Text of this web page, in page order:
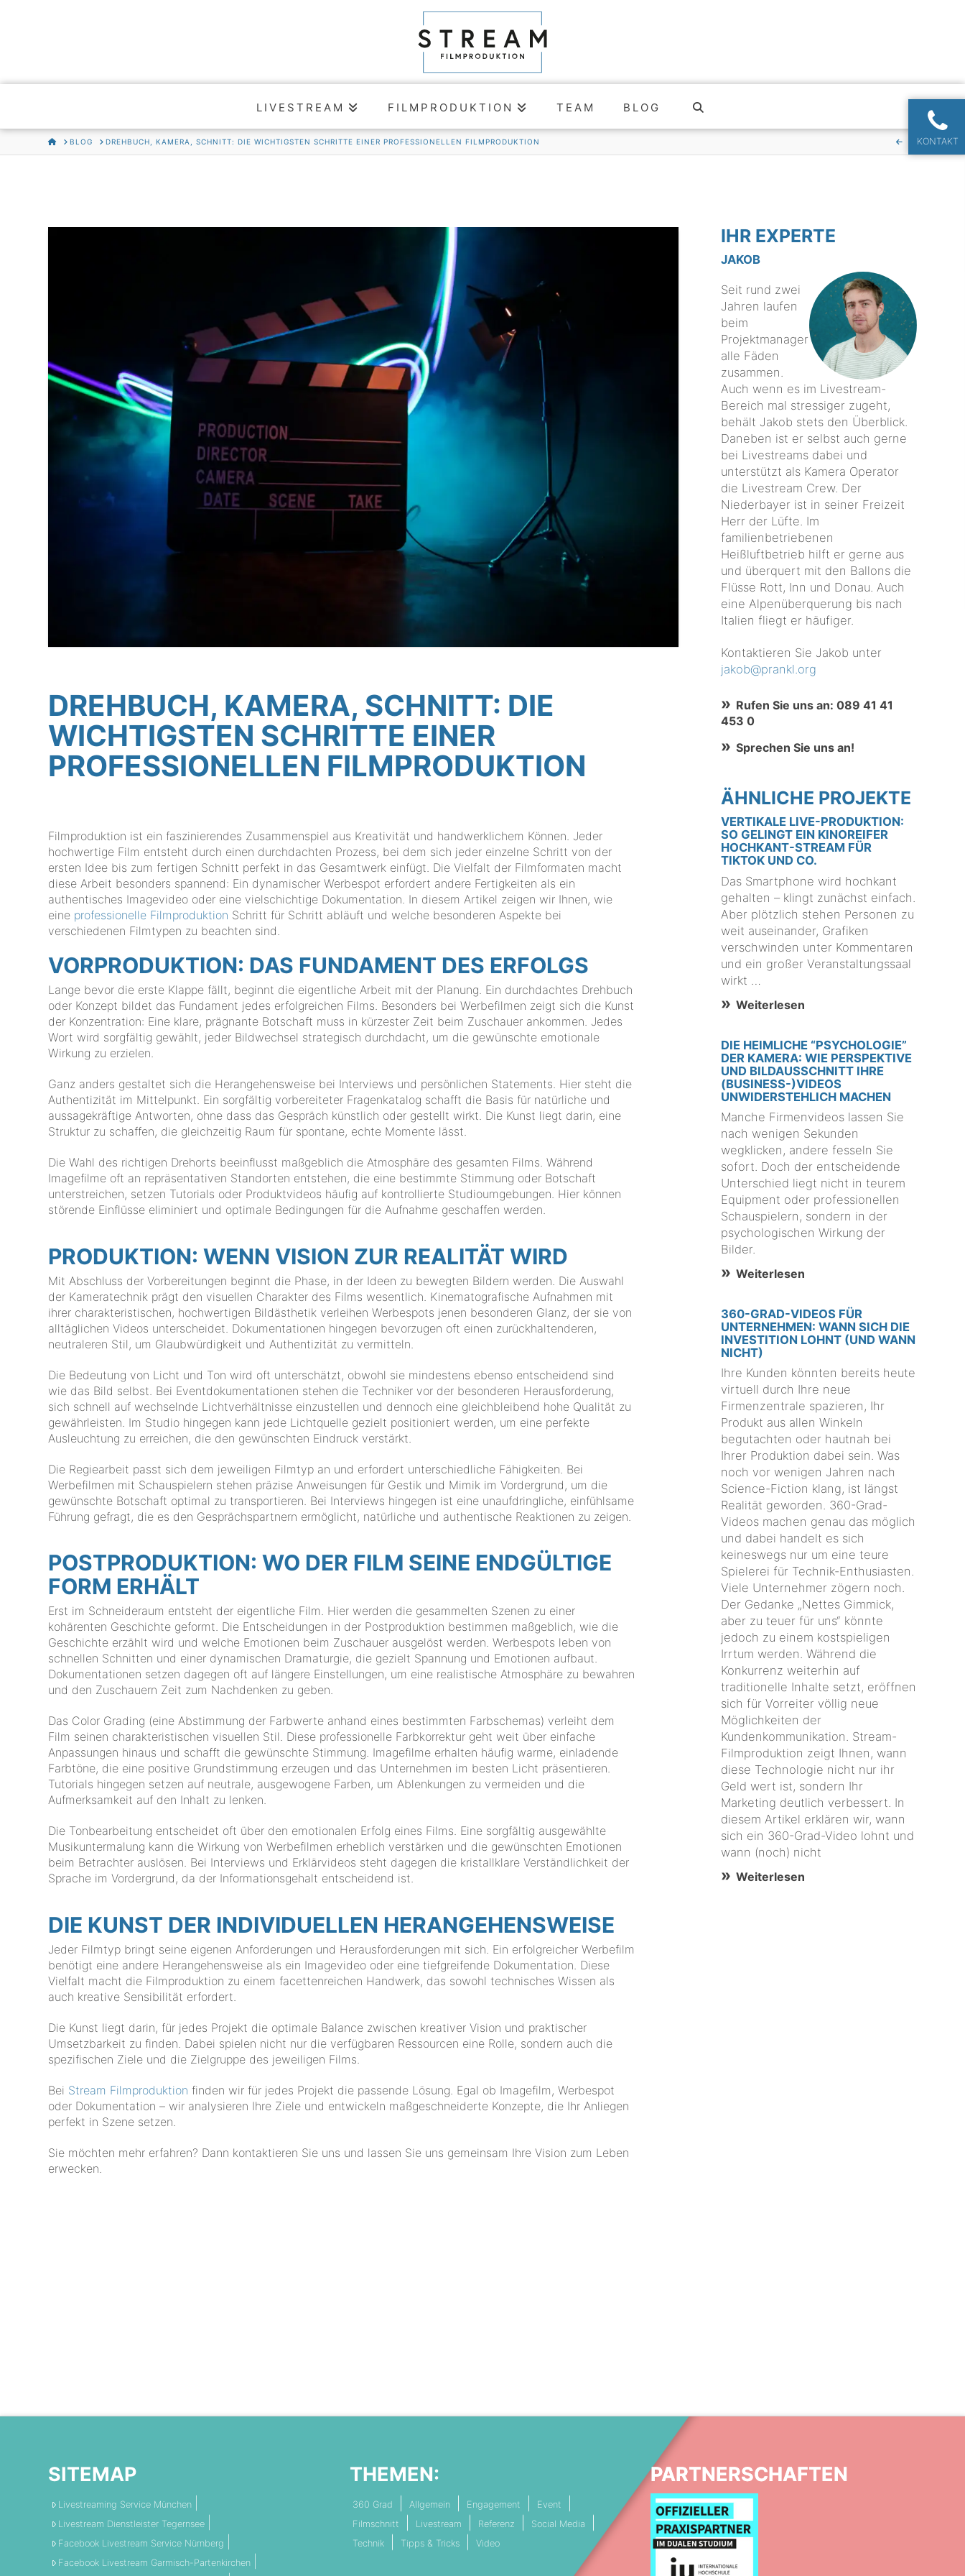
LIVESTREAM FILMPRODUKTION TEAM BLOG
HOMEBLOG DREHBUCH, KAMERA, SCHNITT: DIE WICHTIGSTEN SCHRITTE EINER PROFESSIONELLEN FILMPRODUKTION KONTAKT
DREHBUCH, KAMERA, SCHNITT: DIE
WICHTIGSTEN SCHRITTE EINER
PROFESSIONELLEN FILMPRODUKTION
Filmproduktion ist ein faszinierendes Zusammenspiel aus Kreativität und handwerklichem Können. Jeder
hochwertige Film entsteht durch einen durchdachten Prozess, bei dem sich jeder einzelne Schritt von der
ersten Idee bis zum fertigen Schnitt perfekt in das Gesamtwerk einfügt. Die Vielfalt der Filmformaten macht
diese Arbeit besonders spannend: Ein dynamischer Werbespot erfordert andere Fertigkeiten als ein
authentisches Imagevideo oder eine vielschichtige Dokumentation. In diesem Artikel zeigen wir Ihnen, wie
eine professionelle Filmproduktion Schritt für Schritt abläuft und welche besonderen Aspekte bei
verschiedenen Filmtypen zu beachten sind.
VORPRODUKTION: DAS FUNDAMENT DES ERFOLGS
Lange bevor die erste Klappe fällt, beginnt die eigentliche Arbeit mit der Planung. Ein durchdachtes Drehbuch
oder Konzept bildet das Fundament jedes erfolgreichen Films. Besonders bei Werbefilmen zeigt sich die Kunst
der Konzentration: Eine klare, prägnante Botschaft muss in kürzester Zeit beim Zuschauer ankommen. Jedes
Wort wird sorgfältig gewählt, jeder Bildwechsel strategisch durchdacht, um die gewünschte emotionale
Wirkung zu erzielen.
Ganz anders gestaltet sich die Herangehensweise bei Interviews und persönlichen Statements. Hier steht die
Authentizität im Mittelpunkt. Ein sorgfältig vorbereiteter Fragenkatalog schafft die Basis für natürliche und
aussagekräftige Antworten, ohne dass das Gespräch künstlich oder gestellt wirkt. Die Kunst liegt darin, eine
Struktur zu schaffen, die gleichzeitig Raum für spontane, echte Momente lässt.
Die Wahl des richtigen Drehorts beeinflusst maßgeblich die Atmosphäre des gesamten Films. Während
Imagefilme oft an repräsentativen Standorten entstehen, die eine bestimmte Stimmung oder Botschaft
unterstreichen, setzen Tutorials oder Produktvideos häufig auf kontrollierte Studioumgebungen. Hier können
störende Einflüsse eliminiert und optimale Bedingungen für die Aufnahme geschaffen werden.
PRODUKTION: WENN VISION ZUR REALITÄT WIRD
Mit Abschluss der Vorbereitungen beginnt die Phase, in der Ideen zu bewegten Bildern werden. Die Auswahl
der Kameratechnik prägt den visuellen Charakter des Films wesentlich. Kinematografische Aufnahmen mit
ihrer charakteristischen, hochwertigen Bildästhetik verleihen Werbespots jenen besonderen Glanz, der sie von
alltäglichen Videos unterscheidet. Dokumentationen hingegen bevorzugen oft einen zurückhaltenderen,
neutraleren Stil, um Glaubwürdigkeit und Authentizität zu vermitteln.
Die Bedeutung von Licht und Ton wird oft unterschätzt, obwohl sie mindestens ebenso entscheidend sind
wie das Bild selbst. Bei Eventdokumentationen stehen die Techniker vor der besonderen Herausforderung,
sich schnell auf wechselnde Lichtverhältnisse einzustellen und dennoch eine gleichbleibend hohe Qualität zu
gewährleisten. Im Studio hingegen kann jede Lichtquelle gezielt positioniert werden, um eine perfekte
Ausleuchtung zu erreichen, die den gewünschten Eindruck verstärkt.
Die Regiearbeit passt sich dem jeweiligen Filmtyp an und erfordert unterschiedliche Fähigkeiten. Bei
Werbefilmen mit Schauspielern stehen präzise Anweisungen für Gestik und Mimik im Vordergrund, um die
gewünschte Botschaft optimal zu transportieren. Bei Interviews hingegen ist eine unaufdringliche, einfühlsame
Führung gefragt, die es den Gesprächspartnern ermöglicht, natürliche und authentische Reaktionen zu zeigen.
POSTPRODUKTION: WO DER FILM SEINE ENDGÜLTIGE
FORM ERHÄLT
Erst im Schneideraum entsteht der eigentliche Film. Hier werden die gesammelten Szenen zu einer
kohärenten Geschichte geformt. Die Entscheidungen in der Postproduktion bestimmen maßgeblich, wie die
Geschichte erzählt wird und welche Emotionen beim Zuschauer ausgelöst werden. Werbespots leben von
schnellen Schnitten und einer dynamischen Dramaturgie, die gezielt Spannung und Emotionen aufbaut.
Dokumentationen setzen dagegen oft auf längere Einstellungen, um eine realistische Atmosphäre zu bewahren
und den Zuschauern Zeit zum Nachdenken zu geben.
Das Color Grading (eine Abstimmung der Farbwerte anhand eines bestimmten Farbschemas) verleiht dem
Film seinen charakteristischen visuellen Stil. Diese professionelle Farbkorrektur geht weit über einfache
Anpassungen hinaus und schafft die gewünschte Stimmung. Imagefilme erhalten häufig warme, einladende
Farbtöne, die eine positive Grundstimmung erzeugen und das Unternehmen im besten Licht präsentieren.
Tutorials hingegen setzen auf neutrale, ausgewogene Farben, um Ablenkungen zu vermeiden und die
Aufmerksamkeit auf den Inhalt zu lenken.
Die Tonbearbeitung entscheidet oft über den emotionalen Erfolg eines Films. Eine sorgfältig ausgewählte
Musikuntermalung kann die Wirkung von Werbefilmen erheblich verstärken und die gewünschten Emotionen
beim Betrachter auslösen. Bei Interviews und Erklärvideos steht dagegen die kristallklare Verständlichkeit der
Sprache im Vordergrund, da der Informationsgehalt entscheidend ist.
DIE KUNST DER INDIVIDUELLEN HERANGEHENSWEISE
Jeder Filmtyp bringt seine eigenen Anforderungen und Herausforderungen mit sich. Ein erfolgreicher Werbefilm
benötigt eine andere Herangehensweise als ein Imagevideo oder eine tiefgreifende Dokumentation. Diese
Vielfalt macht die Filmproduktion zu einem facettenreichen Handwerk, das sowohl technisches Wissen als
auch kreative Sensibilität erfordert.
Die Kunst liegt darin, für jedes Projekt die optimale Balance zwischen kreativer Vision und praktischer
Umsetzbarkeit zu finden. Dabei spielen nicht nur die verfügbaren Ressourcen eine Rolle, sondern auch die
spezifischen Ziele und die Zielgruppe des jeweiligen Films.
Bei Stream Filmproduktion finden wir für jedes Projekt die passende Lösung. Egal ob Imagefilm, Werbespot
oder Dokumentation – wir analysieren Ihre Ziele und entwickeln maßgeschneiderte Konzepte, die Ihr Anliegen
perfekt in Szene setzen.
Sie möchten mehr erfahren? Dann kontaktieren Sie uns und lassen Sie uns gemeinsam Ihre Vision zum Leben
erwecken.
IHR EXPERTE
JAKOB
Seit rund zwei
Jahren laufen
beim
Projektmanager
alle Fäden
zusammen.
Auch wenn es im Livestream-
Bereich mal stressiger zugeht,
behält Jakob stets den Überblick.
Daneben ist er selbst auch gerne
bei Livestreams dabei und
unterstützt als Kamera Operator
die Livestream Crew. Der
Niederbayer ist in seiner Freizeit
Herr der Lüfte. Im
familienbetriebenen
Heißluftbetrieb hilft er gerne aus
und überquert mit den Ballons die
Flüsse Rott, Inn und Donau. Auch
eine Alpenüberquerung bis nach
Italien fliegt er häufiger.
Kontaktieren Sie Jakob unter
jakob@prankl.org
Rufen Sie uns an: 089 41 41
453 0
Sprechen Sie uns an!
ÄHNLICHE PROJEKTE
VERTIKALE LIVE-PRODUKTION:
SO GELINGT EIN KINOREIFER
HOCHKANT-STREAM FÜR
TIKTOK UND CO.
Das Smartphone wird hochkant
gehalten – klingt zunächst einfach.
Aber plötzlich stehen Personen zu
weit auseinander, Grafiken
verschwinden unter Kommentaren
und ein großer Veranstaltungssaal
wirkt …
Weiterlesen
DIE HEIMLICHE “PSYCHOLOGIE”
DER KAMERA: WIE PERSPEKTIVE
UND BILDAUSSCHNITT IHRE
(BUSINESS-)VIDEOS
UNWIDERSTEHLICH MACHEN
Manche Firmenvideos lassen Sie
nach wenigen Sekunden
wegklicken, andere fesseln Sie
sofort. Doch der entscheidende
Unterschied liegt nicht in teurem
Equipment oder professionellen
Schauspielern, sondern in der
psychologischen Wirkung der
Bilder.
Weiterlesen
360-GRAD-VIDEOS FÜR
UNTERNEHMEN: WANN SICH DIE
INVESTITION LOHNT (UND WANN
NICHT)
Ihre Kunden könnten bereits heute
virtuell durch Ihre neue
Firmenzentrale spazieren, Ihr
Produkt aus allen Winkeln
begutachten oder hautnah bei
Ihrer Produktion dabei sein. Was
noch vor wenigen Jahren nach
Science-Fiction klang, ist längst
Realität geworden. 360-Grad-
Videos machen genau das möglich
und dabei handelt es sich
keineswegs nur um eine teure
Spielerei für Technik-Enthusiasten.
Viele Unternehmer zögern noch.
Der Gedanke „Nettes Gimmick,
aber zu teuer für uns“ könnte
jedoch zu einem kostspieligen
Irrtum werden. Während die
Konkurrenz weiterhin auf
traditionelle Inhalte setzt, eröffnen
sich für Vorreiter völlig neue
Möglichkeiten der
Kundenkommunikation. Stream-
Filmproduktion zeigt Ihnen, wann
diese Technologie nicht nur ihr
Geld wert ist, sondern Ihr
Marketing deutlich verbessert. In
diesem Artikel erklären wir, wann
sich ein 360-Grad-Video lohnt und
wann (noch) nicht
Weiterlesen
SITEMAP
Livestreaming Service München
Livestream Dienstleister Tegernsee
Facebook Livestream Service Nürnberg
Facebook Livestream Garmisch-Partenkirchen
THEMEN:
360 Grad Allgemein Engagement
Event
Filmschnitt
Livestream Referenz
Social Media
Technik
Tipps & Tricks Video
PARTNERSCHAFTEN